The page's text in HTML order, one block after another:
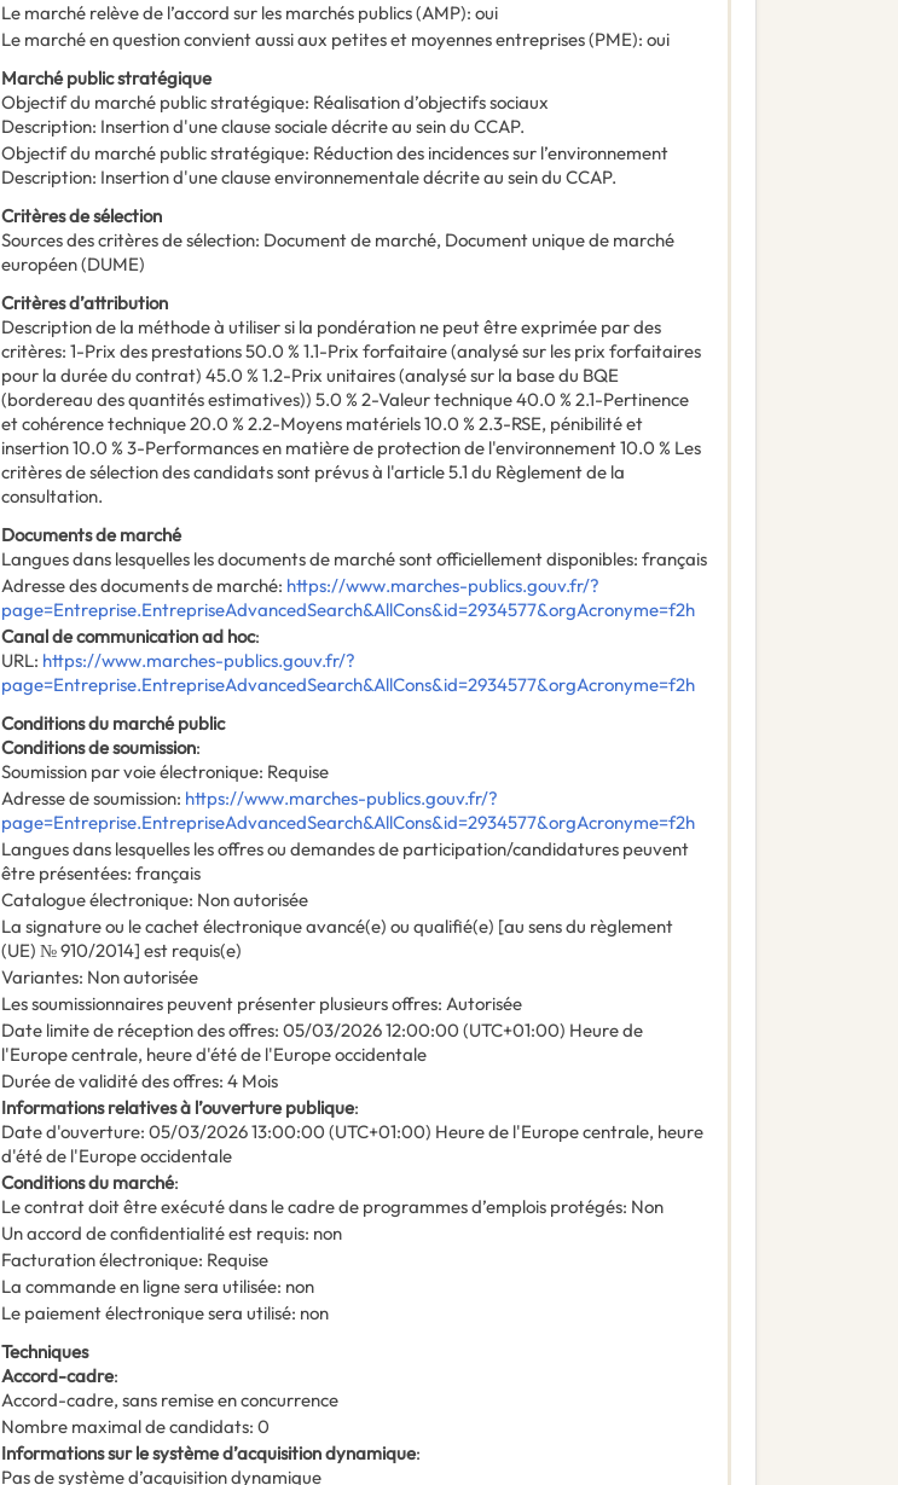
Le marché relève de l’accord sur les marchés publics (AMP): oui
Le marché en question convient aussi aux petites et moyennes entreprises (PME): oui
Marché public stratégique
Objectif du marché public stratégique: Réalisation d’objectifs sociaux
Description: Insertion d'une clause sociale décrite au sein du CCAP.
Objectif du marché public stratégique: Réduction des incidences sur l’environnement
Description: Insertion d'une clause environnementale décrite au sein du CCAP.
Critères de sélection
Sources des critères de sélection: Document de marché, Document unique de marché
européen (DUME)
Critères d’attribution
Description de la méthode à utiliser si la pondération ne peut être exprimée par des
critères: 1-Prix des prestations 50.0 % 1.1-Prix forfaitaire (analysé sur les prix forfaitaires
pour la durée du contrat) 45.0 % 1.2-Prix unitaires (analysé sur la base du BQE
(bordereau des quantités estimatives)) 5.0 % 2-Valeur technique 40.0 % 2.1-Pertinence
et cohérence technique 20.0 % 2.2-Moyens matériels 10.0 % 2.3-RSE, pénibilité et
insertion 10.0 % 3-Performances en matière de protection de l'environnement 10.0 % Les
critères de sélection des candidats sont prévus à l'article 5.1 du Règlement de la
consultation.
Documents de marché
Langues dans lesquelles les documents de marché sont officiellement disponibles: français
Adresse des documents de marché: https://www.marches-publics.gouv.fr/?
page=Entreprise.EntrepriseAdvancedSearch&AllCons&id=2934577&orgAcronyme=f2h
Canal de communication ad hoc:
URL: https://www.marches-publics.gouv.fr/?
page=Entreprise.EntrepriseAdvancedSearch&AllCons&id=2934577&orgAcronyme=f2h
Conditions du marché public
Conditions de soumission:
Soumission par voie électronique: Requise
Adresse de soumission: https://www.marches-publics.gouv.fr/?
page=Entreprise.EntrepriseAdvancedSearch&AllCons&id=2934577&orgAcronyme=f2h
Langues dans lesquelles les offres ou demandes de participation/candidatures peuvent
être présentées: français
Catalogue électronique: Non autorisée
La signature ou le cachet électronique avancé(e) ou qualifié(e) [au sens du règlement
(UE) № 910/2014] est requis(e)
Variantes: Non autorisée
Les soumissionnaires peuvent présenter plusieurs offres: Autorisée
Date limite de réception des offres: 05/03/202612:00:00 (UTC+01:00) Heure de
l'Europe centrale, heure d'été de l'Europe occidentale
Durée de validité des offres: 4 Mois
Informations relatives à l’ouverture publique:
Date d'ouverture: 05/03/202613:00:00 (UTC+01:00) Heure de l'Europe centrale, heure
d'été de l'Europe occidentale
Conditions du marché:
Le contrat doit être exécuté dans le cadre de programmes d’emplois protégés: Non
Un accord de confidentialité est requis: non
Facturation électronique: Requise
La commande en ligne sera utilisée: non
Le paiement électronique sera utilisé: non
Techniques
Accord-cadre:
Accord-cadre, sans remise en concurrence
Nombre maximal de candidats: 0
Informations sur le système d’acquisition dynamique:
Pas de système d’acquisition dynamique